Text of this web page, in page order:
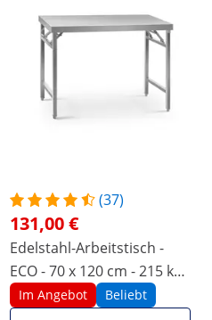
(37)
131,00 €
Edelstahl-Arbeitstisch -
ECO - 70 x 120 cm - 215 kg -
klappbar - Royal Catering
Im Angebot Beliebt